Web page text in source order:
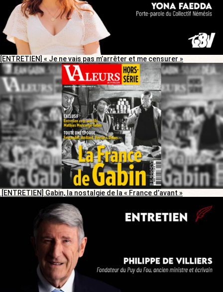
[ENTRETIEN] « Je ne vais pas m’arrêter et me censurer »
[ENTRETIEN] Gabin, la nostalgie de la « France d’avant »